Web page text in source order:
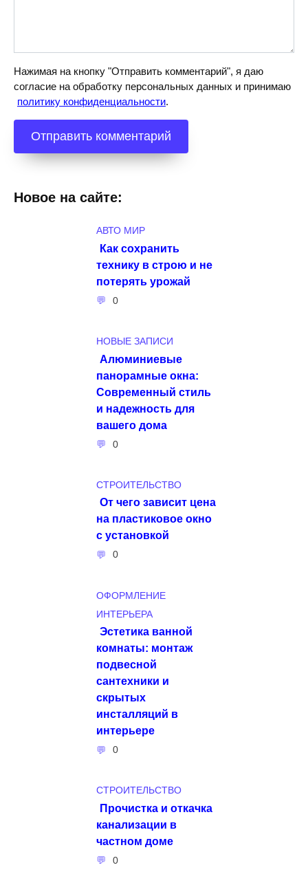
Нажимая на кнопку "Отправить комментарий", я даю
согласие на обработку персональных данных и принимаю
политику конфиденциальности.
Новое на сайте:
АВТО МИР
Как сохранить
технику в строю и не
потерять урожай
0
НОВЫЕ ЗАПИСИ
Алюминиевые
панорамные окна:
Современный стиль
и надежность для
вашего дома
0
СТРОИТЕЛЬСТВО
От чего зависит цена
на пластиковое окно
с установкой
0
ОФОРМЛЕНИЕ
ИНТЕРЬЕРА
Эстетика ванной
комнаты: монтаж
подвесной
сантехники и
скрытых
инсталляций в
интерьере
0
СТРОИТЕЛЬСТВО
Прочистка и откачка
канализации в
частном доме
0